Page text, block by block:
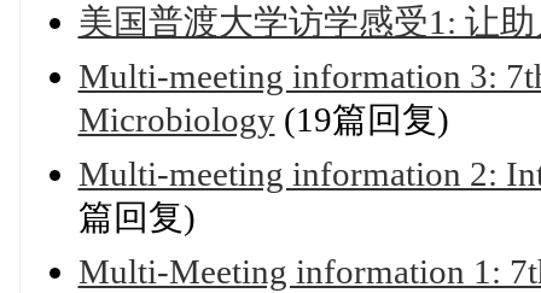
美国普渡大学访学感受1: 让
Multi-meeting information 3:
Microbiology(19篇回复)
Multi-meeting information 2:
篇回复)
Multi-Meeting information 1: